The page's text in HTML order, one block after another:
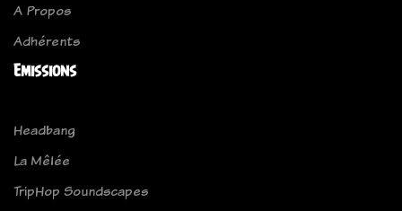
A Propos
Adhérents
Emissions
Headbang
La Mêlée
TripHop Soundscapes